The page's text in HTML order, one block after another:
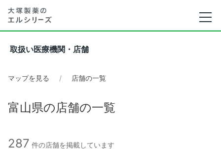
取扱い医療機関・店舗
マップを見る 店舗の一覧
富山県の店舗の一覧
287 件の店舗を掲載しています